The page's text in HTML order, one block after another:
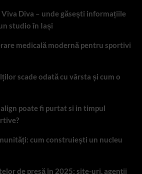
Diva – unde găsești informațiile
studio în Iași
medicală modernă pentru sportivi
scade odată cu vârsta și cum o
poate fi purtat si in timpul
cum construiești un nucleu
de presă în 2025: site-uri, agenții